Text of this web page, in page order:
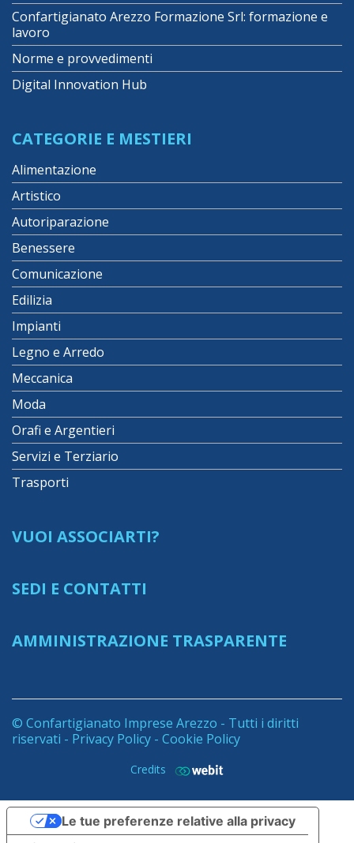
Confartigianato Arezzo Formazione Srl: formazione e
lavoro
Norme e provvedimenti
Digital Innovation Hub
CATEGORIE E MESTIERI
Alimentazione
Artistico
Autoriparazione
Benessere
Comunicazione
Edilizia
Impianti
Legno e Arredo
Meccanica
Moda
Orafi e Argentieri
Servizi e Terziario
Trasporti
VUOI ASSOCIARTI?
SEDI E CONTATTI
AMMINISTRAZIONE TRASPARENTE
© Confartigianato Imprese Arezzo - Tutti i diritti
riservati - Privacy Policy - Cookie Policy
Credits
Le tue preferenze relative alla privacy